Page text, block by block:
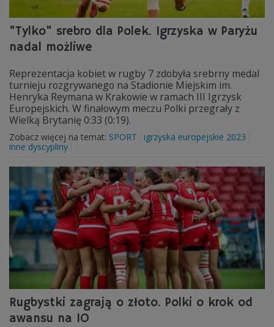
"Tylko" srebro dla Polek. Igrzyska w Paryżu
nadal możliwe
Reprezentacja kobiet w rugby 7 zdobyła srebrny medal
turnieju rozgrywanego na Stadionie Miejskim im.
Henryka Reymana w Krakowie w ramach III Igrzysk
Europejskich. W finałowym meczu Polki przegrały z
Wielką Brytanię 0:33 (0:19).
Zobacz więcej na temat: SPORT
igrzyska europejskie 2023
inne dyscypliny
Rugbystki zagrają o złoto. Polki o krok od
awansu na IO